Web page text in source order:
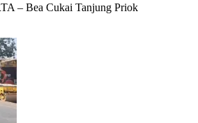
– Bea Cukai Tanjung Priok